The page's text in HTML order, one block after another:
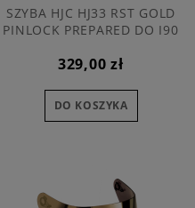
SZYBA HJC HJ33 RST GOLD
PINLOCK PREPARED DO I90
329,00 zł
DO KOSZYKA